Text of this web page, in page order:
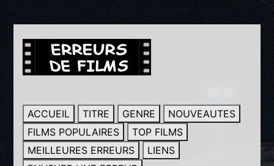
ACCUEIL TITRE GENRE
NOUVEAUTES
FILMS POPULAIRES
TOP FILMS
MEILLEURES ERREURS
LIENS